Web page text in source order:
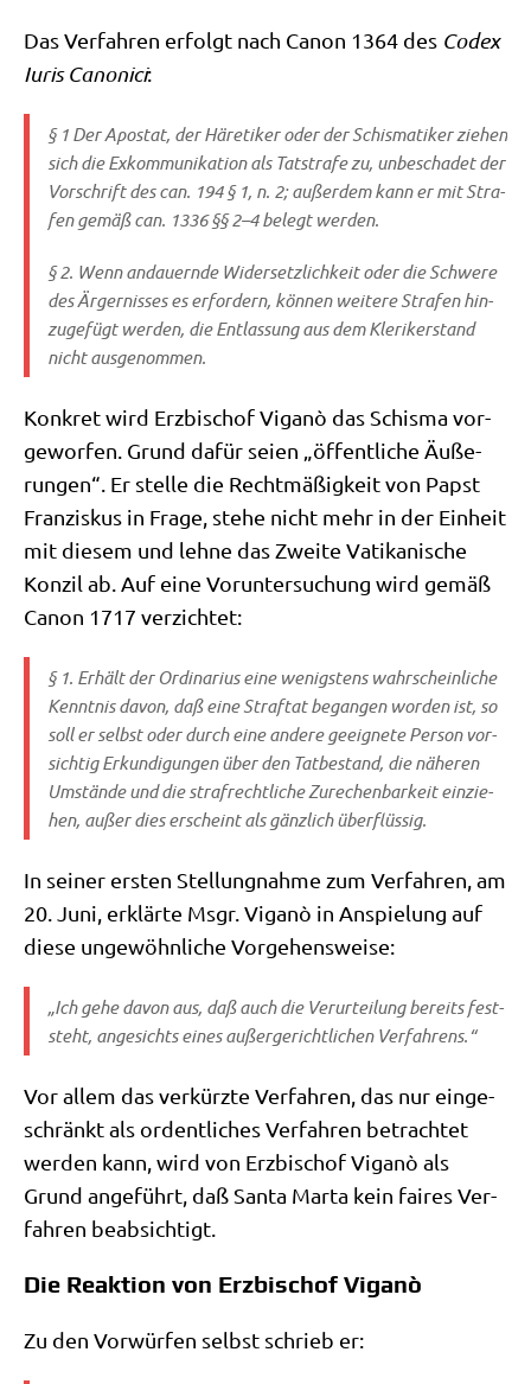
Das Ver­fah­ren erfolgt nach Canon 1364 des Codex
Iuris Cano­ni­ci:
§ 1 Der Apo­stat, der Häre­ti­ker oder der Schis­ma­ti­ker zie­hen
sich die Exkom­mu­ni­ka­ti­on als Tat­stra­fe zu, unbe­scha­det der
Vor­schrift des can. 194 § 1, n. 2; außer­dem kann er mit Stra­
fen gemäß can. 1336 §§ 2–4 belegt werden.
§ 2. Wenn andau­ern­de Wider­setz­lich­keit oder die Schwe­re
des Ärger­nis­ses es erfor­dern, kön­nen wei­te­re Stra­fen hin­
zu­ge­fügt wer­den, die Ent­las­sung aus dem Kle­ri­ker­stand
nicht ausgenommen.
Kon­kret wird Erz­bi­schof Viganò das Schis­ma vor­
ge­wor­fen. Grund dafür sei­en „öffent­li­che Äuße­
run­gen“. Er stel­le die Recht­mä­ßig­keit von Papst
Fran­zis­kus in Fra­ge, ste­he nicht mehr in der Ein­heit
mit die­sem und leh­ne das Zwei­te Vati­ka­ni­sche
Kon­zil ab. Auf eine Vor­un­ter­su­chung wird gemäß
Canon 1717 verzichtet:
§ 1. Erhält der Ordi­na­ri­us eine wenig­stens wahr­schein­li­che
Kennt­nis davon, daß eine Straf­tat began­gen wor­den ist, so
soll er selbst oder durch eine ande­re geeig­ne­te Per­son vor­
sich­tig Erkun­di­gun­gen über den Tat­be­stand, die nähe­ren
Umstän­de und die straf­recht­li­che Zure­chen­bar­keit ein­zie­
hen, außer dies erscheint als gänz­lich überflüssig.
In sei­ner ersten Stel­lung­nah­me zum Ver­fah­ren, am
20. Juni, erklär­te Msgr. Viganò in Anspie­lung auf
die­se unge­wöhn­li­che Vorgehensweise:
„Ich gehe davon aus, daß auch die Ver­ur­tei­lung bereits fest­
steht, ange­sichts eines außer­ge­richt­li­chen Verfahrens.“
Vor allem das ver­kürz­te Ver­fah­ren, das nur ein­ge­
schränkt als ordent­li­ches Ver­fah­ren betrach­tet
wer­den kann, wird von Erz­bi­schof Viganò als
Grund ange­führt, daß San­ta Mar­ta kein fai­res Ver­
fah­ren beabsichtigt.
Die Reaktion von Erzbischof Viganò
Zu den Vor­wür­fen selbst schrieb er: